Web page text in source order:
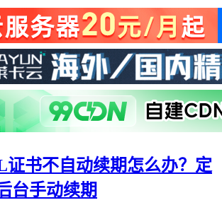
证书不自动续期怎么办？定
台手动续期